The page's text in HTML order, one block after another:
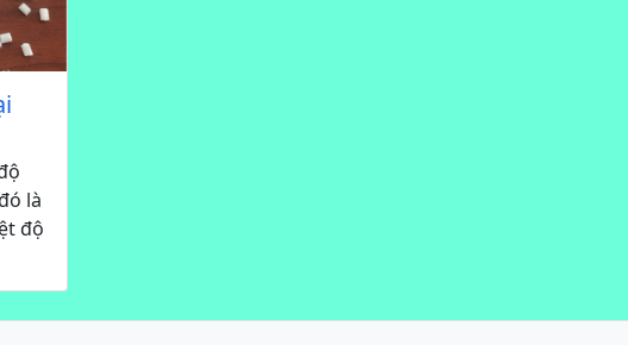
là
độ